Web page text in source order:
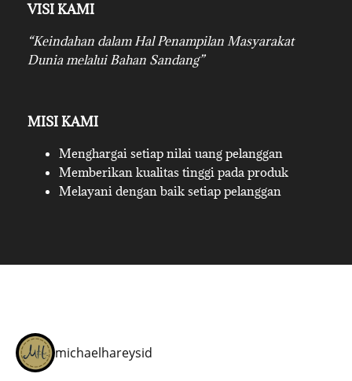
VISI KAMI
“Keindahan dalam Hal Penampilan Masyarakat
Dunia melalui Bahan Sandang”
MISI KAMI
Menghargai setiap nilai uang pelanggan
Memberikan kualitas tinggi pada produk
Melayani dengan baik setiap pelanggan
michaelhareysid